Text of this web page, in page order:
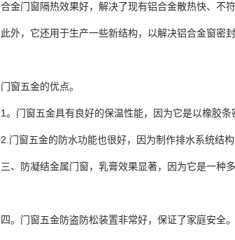
合金门窗隔热效果好，解决了现有铝合金散热快、不
此外，它还用于生产一些新结构，以解决铝合金窗密封
门窗五金的优点。
1。门窗五金具有良好的保温性能，因为它是以橡胶
2.门窗五金的防水功能也很好，因为制作排水系统结构
三、防凝结金属门窗，乳膏效果显著，因为它是一种
四。门窗五金防盗防松装置非常好，保证了家庭安全。